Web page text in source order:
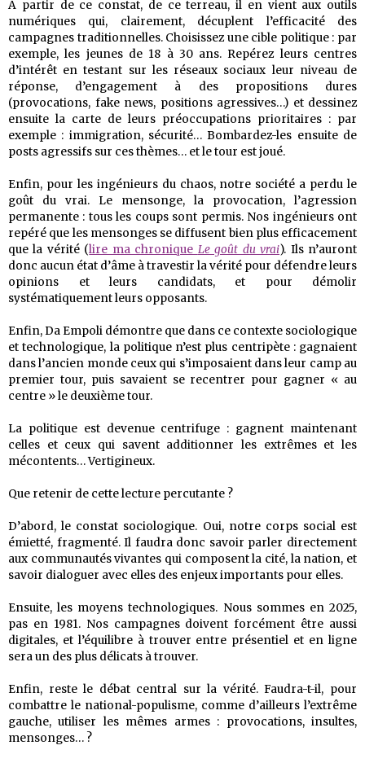
À partir de ce constat, de ce terreau, il en vient aux outils
numériques qui, clairement, décuplent l’efficacité des
campagnes traditionnelles. Choisissez une cible politique : par
exemple, les jeunes de 18 à 30 ans. Repérez leurs centres
d’intérêt en testant sur les réseaux sociaux leur niveau de
réponse, d’engagement à des propositions dures
(provocations, fake news, positions agressives…) et dessinez
ensuite la carte de leurs préoccupations prioritaires : par
exemple : immigration, sécurité… Bombardez-les ensuite de
posts agressifs sur ces thèmes… et le tour est joué.
Enfin, pour les ingénieurs du chaos, notre société a perdu le
goût du vrai. Le mensonge, la provocation, l’agression
permanente : tous les coups sont permis. Nos ingénieurs ont
repéré que les mensonges se diffusent bien plus efficacement
que la vérité (lire ma chronique Le goût du vrai). Ils n’auront
donc aucun état d’âme à travestir la vérité pour défendre leurs
opinions et leurs candidats, et pour démolir
systématiquement leurs opposants.
Enfin, Da Empoli démontre que dans ce contexte sociologique
et technologique, la politique n’est plus centripète : gagnaient
dans l’ancien monde ceux qui s’imposaient dans leur camp au
premier tour, puis savaient se recentrer pour gagner « au
centre » le deuxième tour.
La politique est devenue centrifuge : gagnent maintenant
celles et ceux qui savent additionner les extrêmes et les
mécontents… Vertigineux.
Que retenir de cette lecture percutante ?
D’abord, le constat sociologique. Oui, notre corps social est
émietté, fragmenté. Il faudra donc savoir parler directement
aux communautés vivantes qui composent la cité, la nation, et
savoir dialoguer avec elles des enjeux importants pour elles.
Ensuite, les moyens technologiques. Nous sommes en 2025,
pas en 1981. Nos campagnes doivent forcément être aussi
digitales, et l’équilibre à trouver entre présentiel et en ligne
sera un des plus délicats à trouver.
Enfin, reste le débat central sur la vérité. Faudra-t-il, pour
combattre le national-populisme, comme d’ailleurs l’extrême
gauche, utiliser les mêmes armes : provocations, insultes,
mensonges… ?